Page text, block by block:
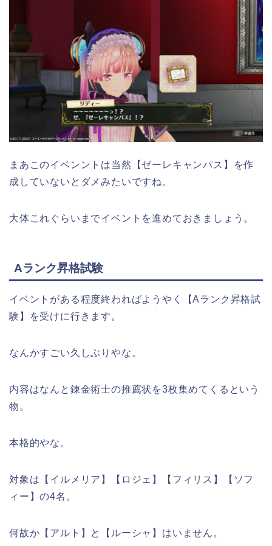
まあこのイベンントは当然【ゼーレキャンパス】を作
成していないとダメみたいですね。
大体これぐらいまでイベントを進めておきましょう。
Aランク昇格試験
イベントがある程度終わればようやく【Aランク昇格試
験】を受けに行きます。
なんかすごい久しぶりやな。
内容はなんと錬金術士の推薦状を3枚集めてくるという
物。
本格的やな。
対象は【イルメリア】【ロジェ】【フィリス】【ソフ
ィー】の4名。
何故か【アルト】と【ルーシャ】はいません。